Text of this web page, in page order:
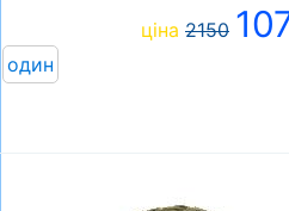
ціна 2150
один